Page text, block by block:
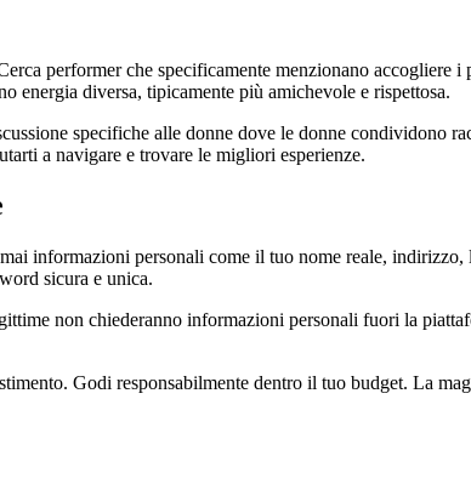
performer che specificamente menzionano
energia diversa, tipicamente più amichevole e rispettosa.
specifiche alle donne dove le donne condividono
a navigare e trovare le migliori esperienze.
informazioni personali come il tuo nome reale,
sicura e unica.
non chiederanno informazioni personali fuori la
Godi responsabilmente dentro il tuo budget. La